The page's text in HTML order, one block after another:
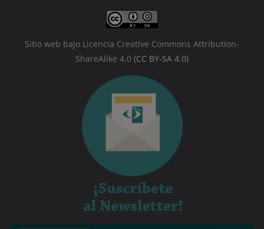
Sitio web bajo Licencia Creative Commons Attribution-
ShareAlike 4.0 (CC BY-SA 4.0)